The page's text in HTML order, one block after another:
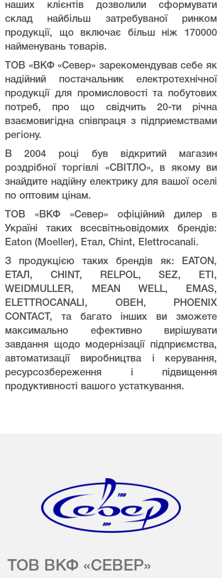
наших клієнтів дозволили сформувати
склад найбільш затребуваної ринком
продукції, що включає більш ніж 170000
найменувань товарів.
ТОВ «ВКФ «Север» зарекомендував себе як
надійний постачальник електротехнічної
продукції для промисловості та побутових
потреб, про що свідчить 20-ти річна
взаємовигідна співпраця з підприемствами
регіону.
В 2004 році був відкритий магазин
роздрібної торгівлі «СВІТЛО», в якому ви
знайдите надійну електрику для вашої оселі
по оптовим цінам.
ТОВ «ВКФ «Север» офіційний дилер в
Україні таких всесвітньовідомих брендів:
Eaton (Moeller), Етал, Chint, Elettrocanali.
З продукцією таких брендів як: EATON,
ЕТАЛ, CHINT, RELPOL, SEZ, ETI,
WEIDMULLER, MEAN WELL, EMAS,
ELETTROCANALI, ОВЕН, PHOENIX
CONTACT, та багато інших ви зможете
максимально ефективно вирішувати
завдання щодо модернізації підприємства,
автоматизації виробництва і керування,
ресурсозбереження і підвищення
продуктивності вашого устаткування.
ТОВ ВКФ «СЕВЕР»